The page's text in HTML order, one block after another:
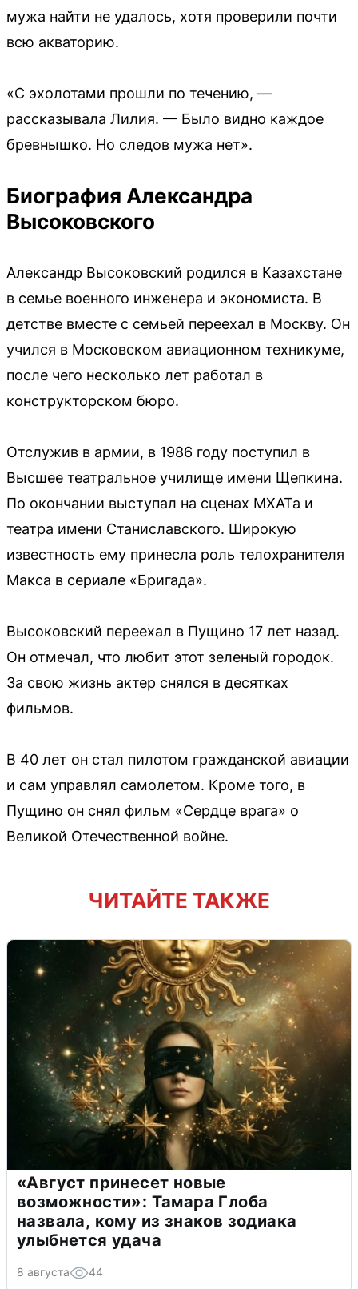
мужа найти не удалось, хотя проверили почти
всю акваторию.
«С эхолотами прошли по течению, —
рассказывала Лилия. — Было видно каждое
бревнышко. Но следов мужа нет».
Биография Александра
Высоковского
Александр Высоковский родился в Казахстане
в семье военного инженера и экономиста. В
детстве вместе с семьей переехал в Москву. Он
учился в Московском авиационном техникуме,
после чего несколько лет работал в
конструкторском бюро.
Отслужив в армии, в 1986 году поступил в
Высшее театральное училище имени Щепкина.
По окончании выступал на сценах МХАТа и
театра имени Станиславского. Широкую
известность ему принесла роль телохранителя
Макса в сериале «Бригада».
Высоковский переехал в Пущино 17 лет назад.
Он отмечал, что любит этот зеленый городок.
За свою жизнь актер снялся в десятках
фильмов.
В 40 лет он стал пилотом гражданской авиации
и сам управлял самолетом. Кроме того, в
Пущино он снял фильм «Сердце врага» о
Великой Отечественной войне.
ЧИТАЙТЕ ТАКЖЕ
«Август принесет новые
возможности»: Тамара Глоба
назвала, кому из знаков зодиака
улыбнется удача
8 августа 44